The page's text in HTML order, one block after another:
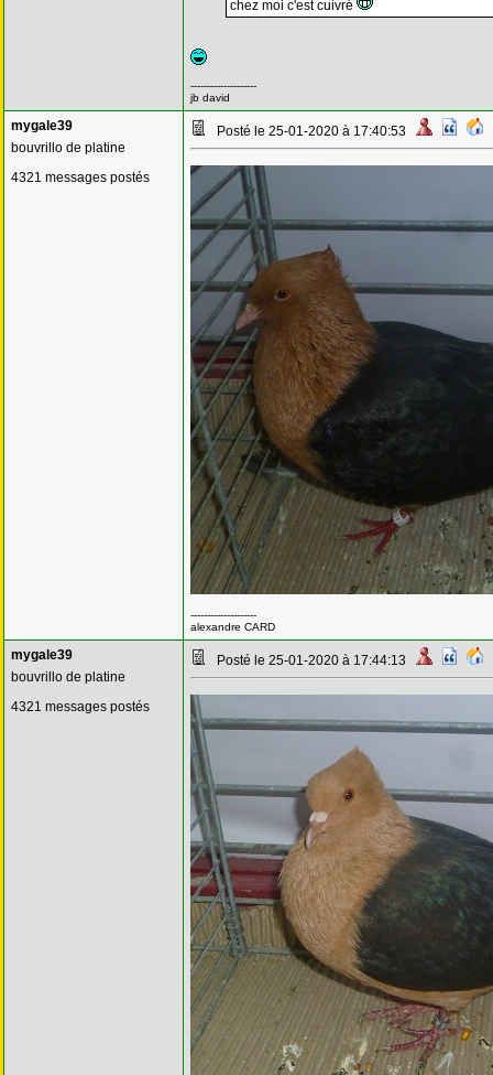
chez moi c'est cuivré
--------------------
jb david
mygale39
bouvrillo de platine
4321 messages postés
Posté le 25-01-2020 à 17:40:53
--------------------
alexandre CARD
mygale39
bouvrillo de platine
4321 messages postés
Posté le 25-01-2020 à 17:44:13